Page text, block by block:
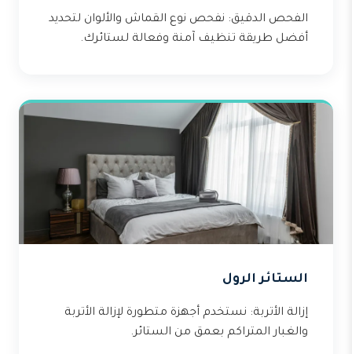
الفحص الدقيق: نفحص نوع القماش والألوان لتحديد
أفضل طريقة تنظيف آمنة وفعالة لستائرك.
الستائر الرول
إزالة الأتربة: نستخدم أجهزة متطورة لإزالة الأتربة
والغبار المتراكم بعمق من الستائر.